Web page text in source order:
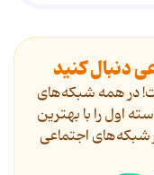
دنبال کنید
در همه شبکه‌های
اول را با بهترین
شبکه‌های اجتماعی